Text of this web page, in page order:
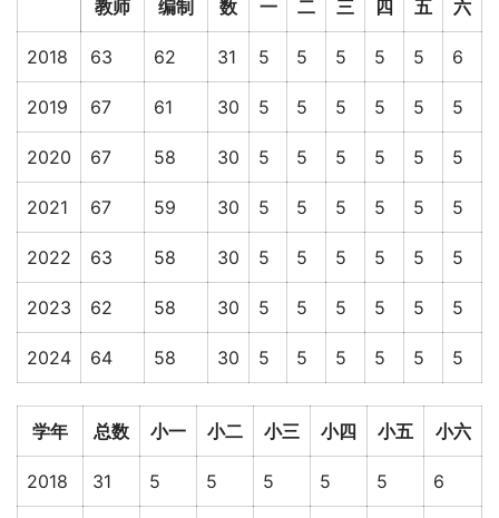
教师
编制
数
一
二
三
四
五
六
2018 63 62 31 5 5 5 5 5 6
2019 67 61 30 5 5 5 5 5 5
2020 67 58 30 5 5 5 5 5 5
2021 67 59 30 5 5 5 5 5 5
2022 63 58 30 5 5 5 5 5 5
2023 62 58 30 5 5 5 5 5 5
2024 64 58 30 5 5 5 5 5 5
学年 总数 小一 小二 小三 小四 小五 小六
2018 31 5 5 5 5 5 6